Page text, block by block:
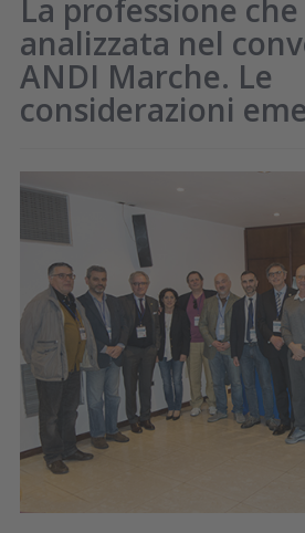
La professione
analizzata nel
ANDI Marche. Le
considerazioni